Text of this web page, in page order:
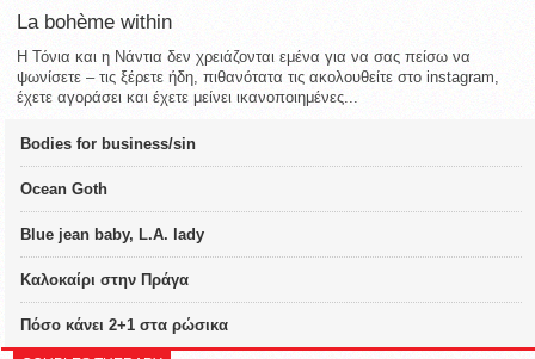
La bohème within
Η Τόνια και η Νάντια δεν χρειάζονται εμένα για να σας πείσω να
ψωνίσετε – τις ξέρετε ήδη, πιθανότατα τις ακολουθείτε στο instagram,
έχετε αγοράσει και έχετε μείνει ικανοποιημένες...
Bodies for business/sin
Ocean Goth
Blue jean baby, L.A. lady
Καλοκαίρι στην Πράγα
Πόσο κάνει 2+1 στα ρώσικα